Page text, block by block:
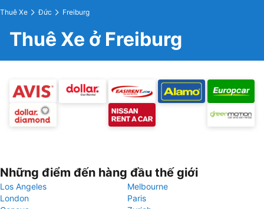
Thuê Xe Đức Freiburg
Thuê Xe ở Freiburg
Những điểm đến hàng đầu thế giới
Los Angeles
Melbourne
London
Paris